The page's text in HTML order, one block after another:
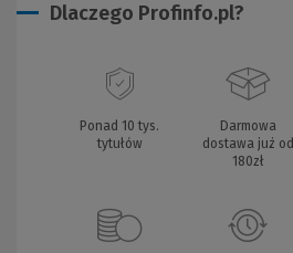
Dlaczego Profinfo.pl?
Ponad 10 tys.
tytułów
Darmowa
dostawa już od
180zł